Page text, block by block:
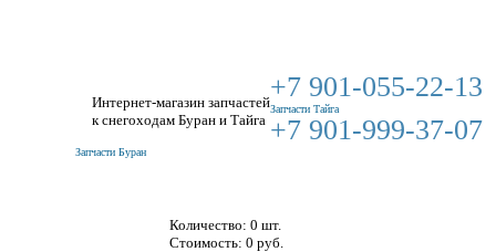
Интернет-магазин запчастей
к снегоходам Буран и Тайга
+7 901-055-22-13
Запчасти Тайга
+7 901-999-37-07
Запчасти Буран
Количество: 0 шт.
Стоимость: 0 руб.